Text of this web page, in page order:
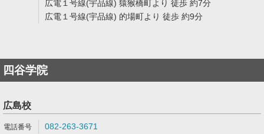
広電１号線(宇品線) 猿猴橋町より 徒歩 約7分
広電１号線(宇品線) 的場町より 徒歩 約9分
四谷学院
広島校
082-263-3671